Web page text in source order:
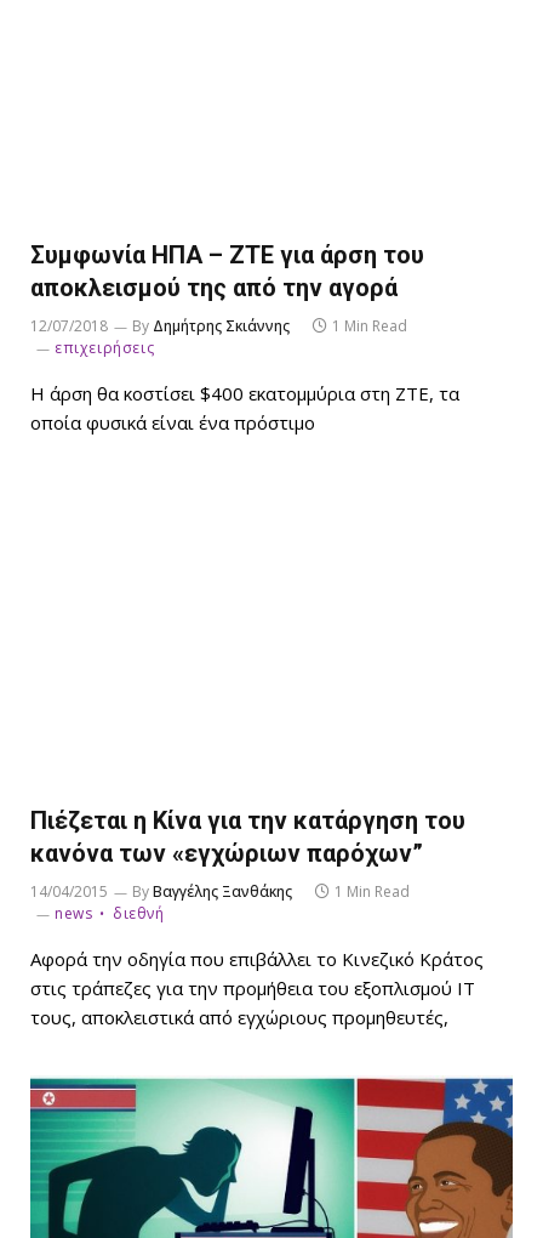
Συμφωνία ΗΠΑ – ZTE για άρση του
αποκλεισμού της από την αγορά
12/07/2018 By Δημήτρης Σκιάννης
1 Min Read
επιχειρήσεις
Η άρση θα κοστίσει $400 εκατομμύρια στη ZTE, τα
οποία φυσικά είναι ένα πρόστιμο
Πιέζεται η Κίνα για την κατάργηση του
κανόνα των «εγχώριων παρόχων”
14/04/2015 ByΒαγγέλης Ξανθάκης
1 Min Read
news
διεθνή
Αφορά την οδηγία που επιβάλλει το Κινεζικό Κράτος
στις τράπεζες για την προμήθεια του εξοπλισμού ΙΤ
τους, αποκλειστικά από εγχώριους προμηθευτές,